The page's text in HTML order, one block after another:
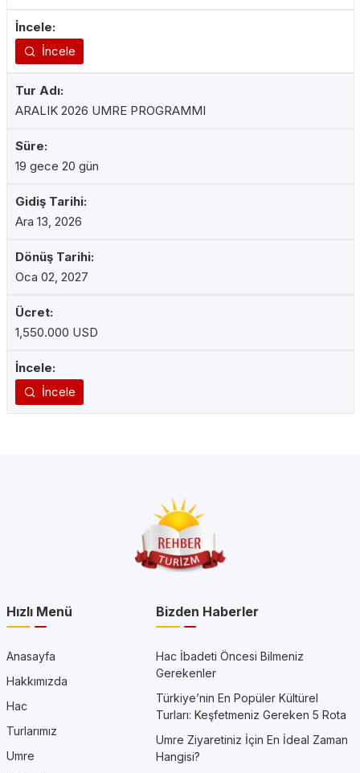
İncele
ARALIK 2026 UMRE PROGRAMMI
19 gece 20 gün
Ara 13, 2026
Oca 02, 2027
1,550.000 USD
İncele
Hızlı Menü
Anasayfa
Hakkımızda
Hac
Turlarımız
Umre
Bizden Haberler
Hac İbadeti Öncesi Bilmeniz
Gerekenler
Türkiye’nin En Popüler Kültürel
Turları: Keşfetmeniz Gereken 5 Rota
Umre Ziyaretiniz İçin En İdeal Zaman
Hangisi?